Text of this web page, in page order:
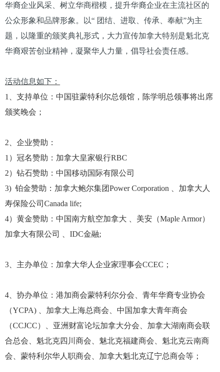
华裔企业风采、树立华商楷模，提升华裔企业在主流社区的
公众形象和品牌形象。以“ 团结、进取、传承、奉献”为主
题，以隆重的颁奖典礼形式，大力宣传加拿大特别是魁北克
华裔艰苦创业精神，凝聚华人力量，倡导社会责任感。
活动信息如下：
1、支持单位：中国驻蒙特利尔总领馆，陈学明总领事将出席
颁奖晚会；
2、企业赞助：
1）冠名赞助：加拿大皇家银行RBC
2）钻石赞助：中国移动国际有限公司
3) 铂金赞助：加拿大鲍尔集团Power Corporation 、加拿大人
寿保险公司Canada life;
4）黄金赞助：中国南方航空加拿大 、美安（Maple Armor）
加拿大有限公司 、IDC金融;
3、主办单位：加拿大华人企业家理事会CCEC；
4、协办单位：港加商会蒙特利尔分会、青年华裔专业协会
（YCPA) 、加拿大上海总商会、中国加拿大青年商会
（CCJCC）、亚洲财富论坛加拿大分会、加拿大湖南商会联
合总会、魁北克四川商会、魅北克福建商会、魁北克云南商
会、蒙特利尔华人职商会、加拿大魁北克辽宁总商会等；